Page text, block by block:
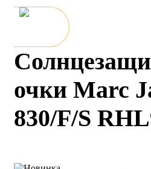
очки Marc
830/F/S